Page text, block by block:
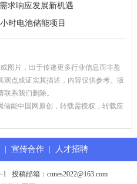
求响应发展新机遇
时电池储能项目
图片，出于传递更多行业信息而非盈
点或证实其描述，内容仅供参考。版
系我们删除。
储能中国网原创，转载需授权，转载应
| 宣传合作 | 人才招聘
1
投稿邮箱：cnnes2022@163.com